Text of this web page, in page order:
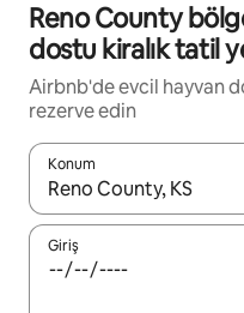
Reno County
dostu kiralık tatil
Airbnb'de evcil hayvan
rezerve edin
Konum
Sonuçlar kullanılabilir
Giriş